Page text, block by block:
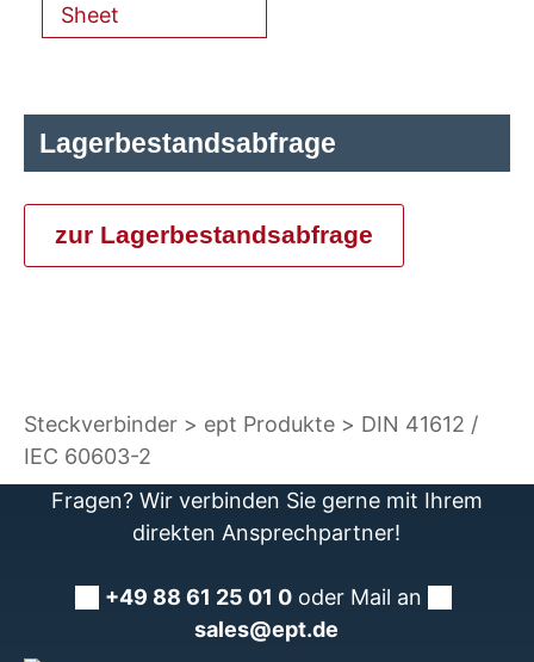
Sheet
Lagerbestandsabfrage
zur Lagerbestandsabfrage
Steckverbinder ept Produkte
DIN 41612 /
IEC 60603-2
Fragen? Wir verbinden Sie gerne mit Ihrem
direkten Ansprechpartner!
+49 88 61 25 01 0 oder Mail an
sales@ept.de